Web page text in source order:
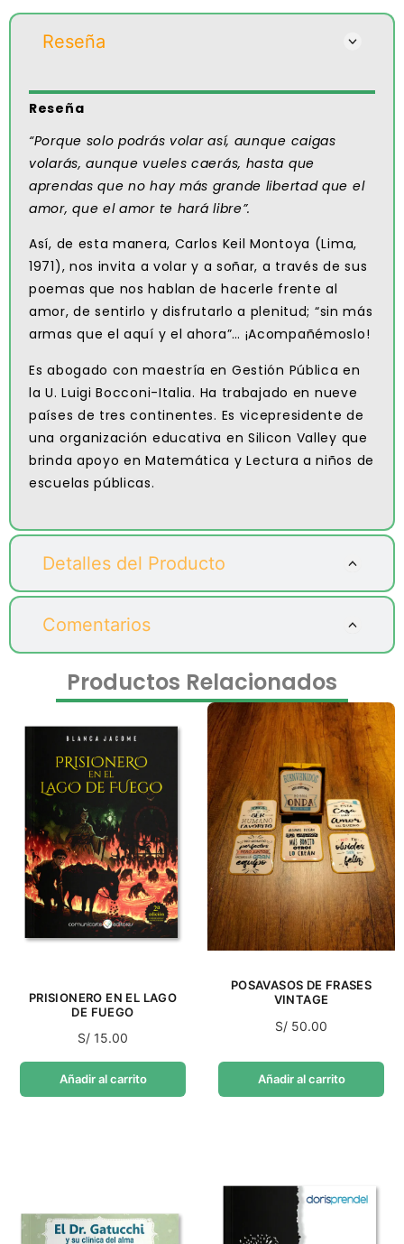
Reseña
Detalles del Producto
Comentarios
Reseña
“Porque solo podrás volar así, aunque caigas
volarás, aunque vueles caerás, hasta que
aprendas que no hay más grande libertad que el
amor, que el amor te hará libre”.
Así, de esta manera, Carlos Keil Montoya (Lima,
1971), nos invita a volar y a soñar, a través de sus
poemas que nos hablan de hacerle frente al
amor, de sentirlo y disfrutarlo a plenitud; “sin más
armas que el aquí y el ahora”… ¡Acompañémoslo!
Es abogado con maestría en Gestión Pública en
la U. Luigi Bocconi-Italia. Ha trabajado en nueve
países de tres continentes. Es vicepresidente de
una organización educativa en Silicon Valley que
brinda apoyo en Matemática y Lectura a niños de
escuelas públicas.
Productos Relacionados
PRISIONERO EN EL LAGO
DE FUEGO
S/ 15.00
Añadir al carrito
POSAVASOS DE FRASES
VINTAGE
S/ 50.00
Añadir al carrito